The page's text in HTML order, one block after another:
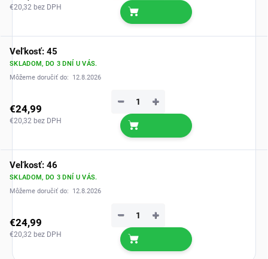
€20,32 bez DPH
Veľkosť: 45
SKLADOM, DO 3 DNÍ U VÁS.
Môžeme doručiť do:
12.8.2026
€24,99
€20,32 bez DPH
+
−
Veľkosť: 46
SKLADOM, DO 3 DNÍ U VÁS.
Môžeme doručiť do:
12.8.2026
€24,99
€20,32 bez DPH
+
−